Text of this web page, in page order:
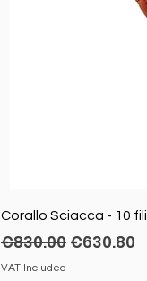
Corallo Sciacca - 10 fili
Regular Price
€830.00 Sale Price
€630.80
VAT Included